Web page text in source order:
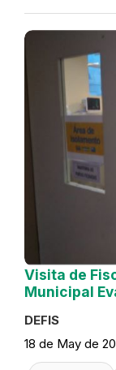
Visita de
Municipal
DEFIS
18 de May de